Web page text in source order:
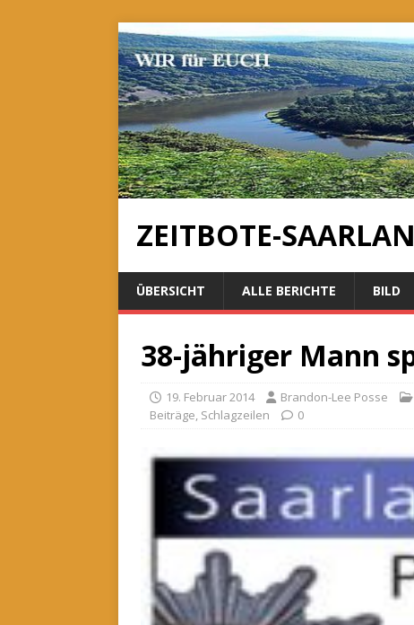
ZEITBOTE-
ÜBERSICHT ALLE BERICHTE BILD
38-jähriger Mann
19. Februar 2014 Brandon-Lee Posse
Beiträge, Schlagzeilen 0